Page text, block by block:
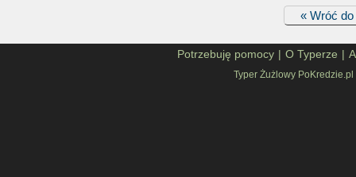
« Wróć
Potrzebuję pomocy | O Typerze |
Typer Żużlowy